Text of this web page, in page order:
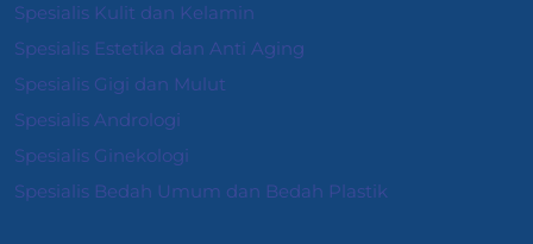
Spesialis Kulit dan Kelamin
Spesialis Estetika dan Anti Aging
Spesialis Gigi dan Mulut
Spesialis Andrologi
Spesialis Ginekologi
Spesialis Bedah Umum dan Bedah Plastik